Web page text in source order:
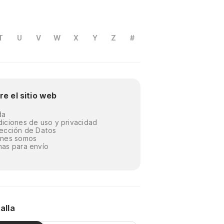
U V W X Y Z #
el sitio web
de uso y privacidad
de Datos
somos
para envío